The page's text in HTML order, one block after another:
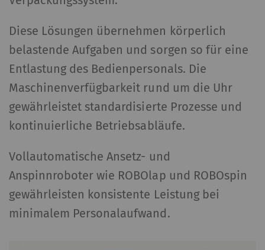
Diese Lösungen übernehmen körperlich
belastende Aufgaben und sorgen so für eine
Entlastung des Bedienpersonals. Die
Maschinenverfügbarkeit rund um die Uhr
gewährleistet standardisierte Prozesse und
kontinuierliche Betriebsabläufe.
Vollautomatische Ansetz- und
Anspinnroboter wie ROBOlap und ROBOspin
gewährleisten konsistente Leistung bei
minimalem Personalaufwand.